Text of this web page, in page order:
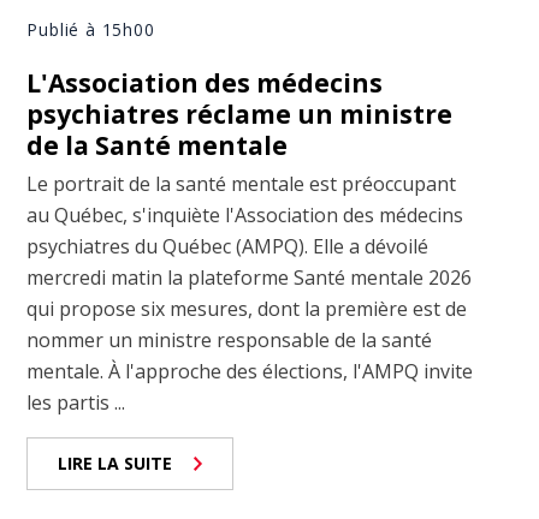
Publié à 15h00
L'Association des médecins
psychiatres réclame un ministre
de la Santé mentale
Le portrait de la santé mentale est préoccupant
au Québec, s'inquiète l'Association des médecins
psychiatres du Québec (AMPQ). Elle a dévoilé
mercredi matin la plateforme Santé mentale 2026
qui propose six mesures, dont la première est de
nommer un ministre responsable de la santé
mentale. À l'approche des élections, l'AMPQ invite
les partis ...
LIRE LA SUITE